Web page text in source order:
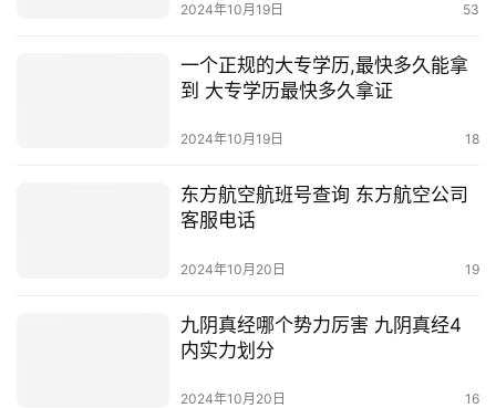
2024年10月19日 53
一个正规的大专学历,最快多久能拿
到 大专学历最快多久拿证
2024年10月19日 18
东方航空航班号查询 东方航空公司
客服电话
2024年10月20日 19
九阴真经哪个势力厉害 九阴真经4
内实力划分
2024年10月20日 16